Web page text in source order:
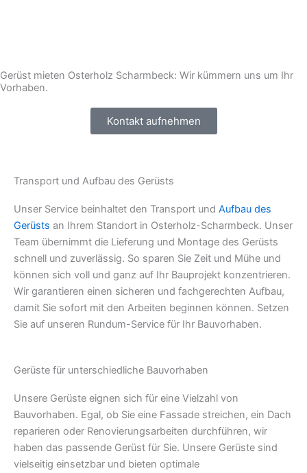
Gerüst mieten Osterholz Scharmbeck: Wir kümmern uns um Ihr
Vorhaben.
Kontakt aufnehmen
Transport und Aufbau des Gerüsts
Unser Service beinhaltet den Transport und Aufbau des
Gerüsts an Ihrem Standort in Osterholz-Scharmbeck. Unser
Team übernimmt die Lieferung und Montage des Gerüsts
schnell und zuverlässig. So sparen Sie Zeit und Mühe und
können sich voll und ganz auf Ihr Bauprojekt konzentrieren.
Wir garantieren einen sicheren und fachgerechten Aufbau,
damit Sie sofort mit den Arbeiten beginnen können. Setzen
Sie auf unseren Rundum-Service für Ihr Bauvorhaben.
Gerüste für unterschiedliche Bauvorhaben
Unsere Gerüste eignen sich für eine Vielzahl von
Bauvorhaben. Egal, ob Sie eine Fassade streichen, ein Dach
reparieren oder Renovierungsarbeiten durchführen, wir
haben das passende Gerüst für Sie. Unsere Gerüste sind
vielseitig einsetzbar und bieten optimale